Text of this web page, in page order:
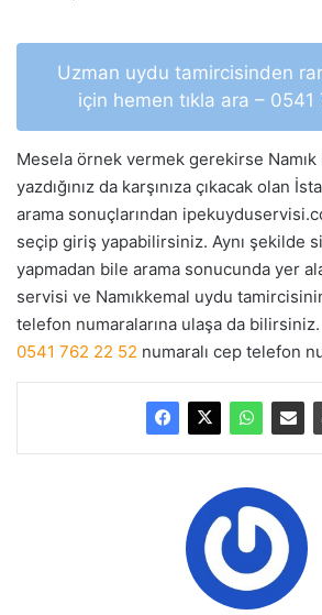
Uzman uydu tamircisinden
için hemen tıkla ara –
Mesela örnek vermek gerekirse
yazdığınız da karşınıza çıkacak olan
arama sonuçlarından
seçip giriş yapabilirsiniz. Aynı şekilde
yapmadan bile arama sonucunda yer
servisi ve Namıkkemal uydu
telefon numaralarına ulaşa da
0541 762 22 52 numaralı cep telefon